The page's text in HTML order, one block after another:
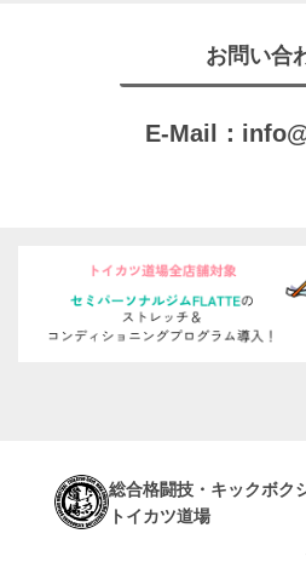
お問い合
E-Mail：
総合格闘技・キックボク
トイカツ道場